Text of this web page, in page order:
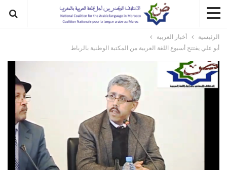
الرئيسية
أخبار العربية
أبو علي يفتتح أسبوع اللغة العربية من المكتبة الوطنية بالرباط